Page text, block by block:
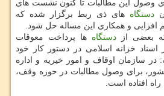
وصول این مطالبات تا كنون نشست های
دستگاه های ذی ربط برگزار شده كه
افزایی و همكاری این مساله حل شود.
بعضی از دستگاه ها پرداخت معوقات
اسناد خزانه اسلامی در دستور كار خود
در سازمان اوقاف و امور خیریه و اداره
برای وصول مطالبات در حوزه وقف،
افتاده است.